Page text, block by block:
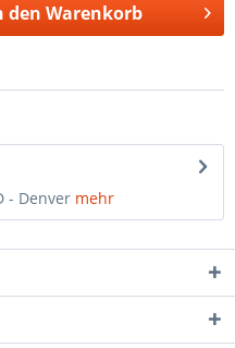
den Warenkorb
- Denver mehr